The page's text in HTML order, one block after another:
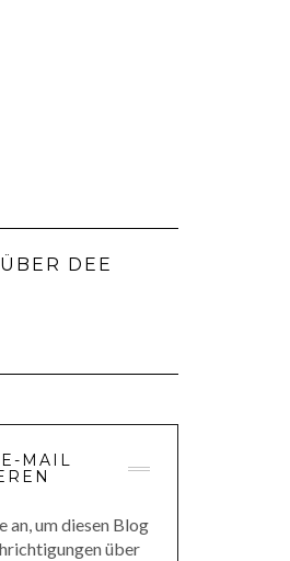
ÜBER DEE
MAIL
an, um diesen Blog
über